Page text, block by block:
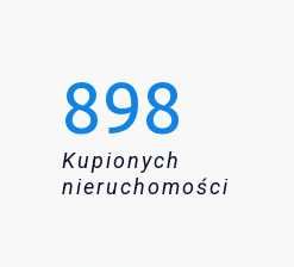
898
Kupionych
nieruchomości